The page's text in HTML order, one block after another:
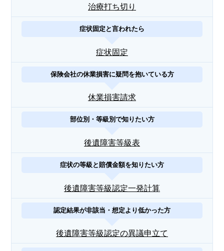
治療打ち切り
症状固定と言われたら
症状固定
保険会社の休業損害に疑問を抱いている方
休業損害請求
部位別・等級別で知りたい方
後遺障害等級表
症状の等級と賠償金額を知りたい方
後遺障害等級認定一発計算
認定結果が非該当・想定より低かった方
後遺障害等級認定の異議申立て